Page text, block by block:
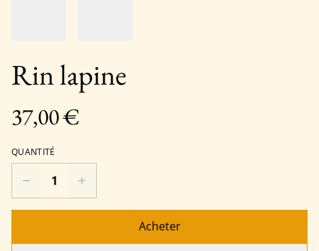
Rin lapine
37,00 €
QUANTITÉ
Acheter